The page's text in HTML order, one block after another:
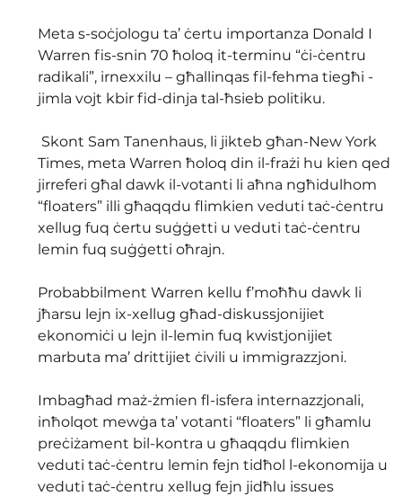
Meta s-soċjologu ta’ ċertu importanza Donald I
Warren fis-snin 70 ħoloq it-terminu “ċi-ċentru
radikali”, irnexxilu – għallinqas fil-fehma tiegħi -
jimla vojt kbir fid-dinja tal-ħsieb politiku.
Times, meta Warren ħoloq din il-frażi hu kien qed
jirreferi għal dawk il-votanti li aħna ngħidulhom
“floaters” illi għaqqdu flimkien veduti taċ-ċentru
xellug fuq ċertu suġġetti u veduti taċ-ċentru
lemin fuq suġġetti oħrajn.
Probabbilment Warren kellu f’moħħu dawk li
jħarsu lejn ix-xellug għad-diskussjonijiet
ekonomiċi u lejn il-lemin fuq kwistjonijiet
marbuta ma’ drittijiet ċivili u immigrazzjoni.
Imbagħad maż-żmien fl-isfera internazzjonali,
inħolqot mewġa ta’ votanti “floaters” li għamlu
preċiżament bil-kontra u għaqqdu flimkien
veduti taċ-ċentru lemin fejn tidħol l-ekonomija u
veduti taċ-ċentru xellug fejn jidħlu issues